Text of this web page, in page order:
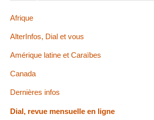
Afrique
AlterInfos, Dial et vous
Amérique latine et Caraïbes
Canada
Dernières infos
Dial, revue mensuelle en ligne